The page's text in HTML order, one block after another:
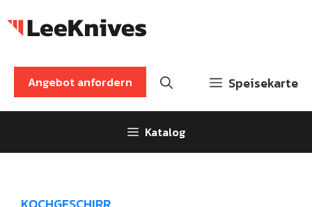
Inhalt
Speisekarte
Angebot anfordern
Katalog